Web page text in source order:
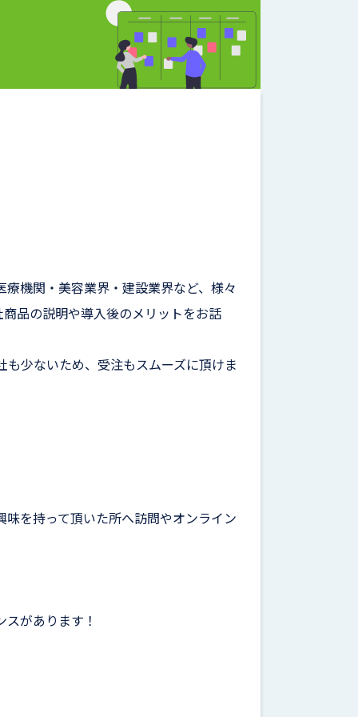
機関・美容業界・建設業界など、様々
品の説明や導入後のメリットをお話
少ないため、受注もスムーズに頂けま
を持って頂いた所へ訪問やオンライン
があります！